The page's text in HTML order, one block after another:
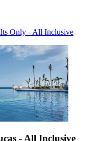
Only - All Inclusive
- All Inclusive